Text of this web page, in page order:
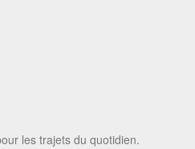
les trajets du quotidien.